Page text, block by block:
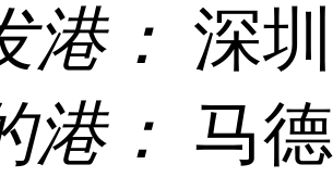
港： 深圳
港： 马